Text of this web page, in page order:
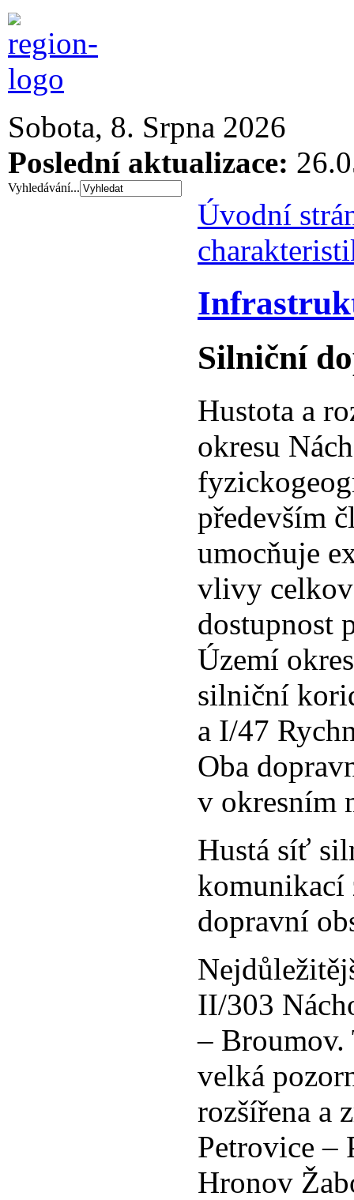
Sobota, 8. Srpna 2026
Poslední aktualizace:
Vyhledávání...
Úvodní
Silniční
Hustota a
okresu
především
umocňuje
vlivy
dostupnost
Území
silniční
a I/47
Oba
v okresním
Hustá síť
komunikací
dopravní
II/303
– Broumov.
velká
rozšířena a
Petrovice –
Hronov